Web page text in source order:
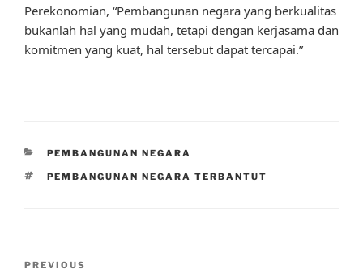
Perekonomian, “Pembangunan negara yang berkualitas
bukanlah hal yang mudah, tetapi dengan kerjasama dan
komitmen yang kuat, hal tersebut dapat tercapai.”
CATEGORIES
PEMBANGUNAN NEGARA
TAGS
PEMBANGUNAN NEGARA TERBANTUT
Previous
PREVIOUS